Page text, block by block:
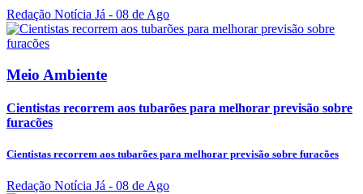
Redação Notícia Já - 08 de Ago
Meio Ambiente
Cientistas recorrem aos tubarões para melhorar previsão sobre
furacões
Cientistas recorrem aos tubarões para melhorar previsão sobre furacões
Redação Notícia Já - 08 de Ago